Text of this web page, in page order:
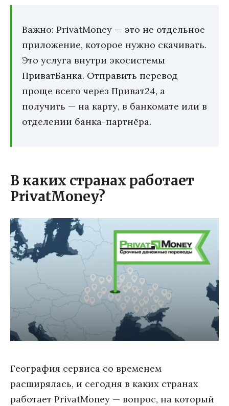
Важно: PrivatMoney — это не отдельное
приложение, которое нужно скачивать.
Это услуга внутри экосистемы
ПриватБанка. Отправить перевод
проще всего через Приват24, а
получить — на карту, в банкомате или в
отделении банка-партнёра.
В каких странах работает
PrivatMoney?
География сервиса со временем
расширялась, и сегодня в каких странах
работает PrivatMoney — вопрос, на который